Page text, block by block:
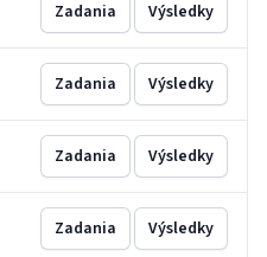
Zadania Výsledky
Zadania Výsledky
Zadania Výsledky
Zadania Výsledky